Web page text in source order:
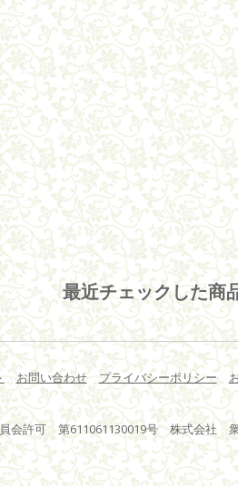
最近チェックした商
お問い合わせ プライバシーポリシー
会許可 第611061130019号 株式会社